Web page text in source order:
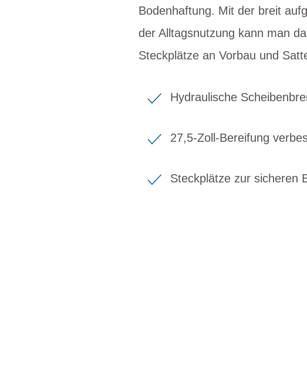
Bodenhaftung. Mit der breit
der Alltagsnutzung kann man
Steckplätze an Vorbau und
Hydraulische
27,5-Zoll-Bereifung
Steckplätze zur sicheren